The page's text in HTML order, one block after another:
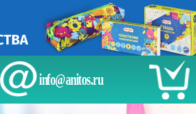
info@anitos.ru